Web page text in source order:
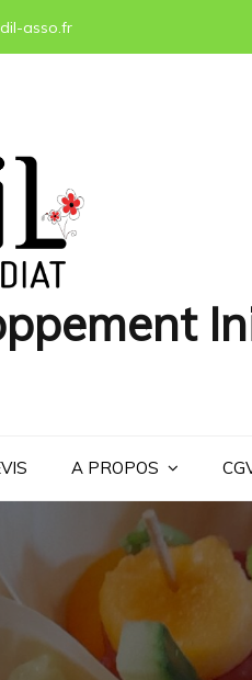
asso.fr
A PROPOS